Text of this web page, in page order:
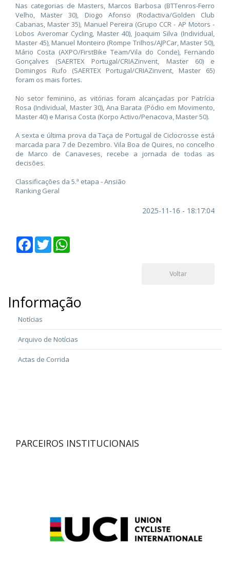
Nas categorias de Masters, Marcos Barbosa (BTTenros-Ferro
Velho, Master 30), Diogo Afonso (Rodactiva/Golden Club
Cabanas, Master 35), Manuel Pereira (Grupo CCR - AP Motors -
Lobos Averomar Cycling, Master 40), Joaquim Silva (Individual,
Master 45), Manuel Monteiro (Rompe Trilhos/AJPCar, Master 50),
Mário Costa (AXPO/FirstBike Team/Vila do Conde), Fernando
Gonçalves (SAERTEX Portugal/CRIAZinvent, Master 60) e
Domingos Rufo (SAERTEX Portugal/CRIAZinvent, Master 65)
foram os mais fortes.
No setor feminino, as vitórias foram alcançadas por Patrícia
Rosa (Individual, Master 30), Ana Barata (Pódio em Movimento,
Master 40) e Marisa Costa (Korpo Activo/Penacova, Master 50).
A sexta e última prova da Taça de Portugal de Ciclocrosse está
marcada para 7 de Dezembro. Vila Boa de Quires, no concelho
de Marco de Canaveses, recebe a jornada de todas as
decisões.
Classificações da 5.ª etapa - Ansião
Ranking Geral
2025-11-16 - 18:17:04
Facebook
Twitter
Voltar
Informação
Notícias
Arquivo de Notícias
Actas de Corrida
PARCEIROS INSTITUCIONAIS